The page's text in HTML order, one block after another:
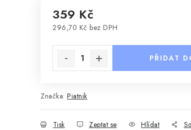
359 Kč
296,70 Kč bez DPH
PŘIDAT
Značka: Piatnik
Tisk Zeptat se Hlídat